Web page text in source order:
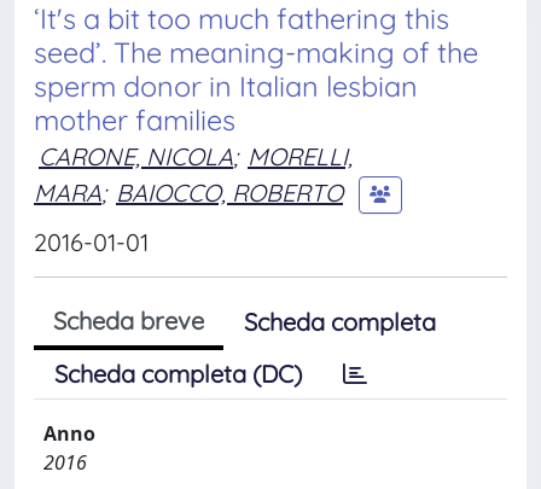
‘It's a bit too much fathering this
seed’. The meaning-making of the
sperm donor in Italian lesbian
mother families
CARONE, NICOLA; MORELLI,
MARA; BAIOCCO, ROBERTO
2016-01-01
Scheda breve
Scheda completa
Scheda completa (DC)
Anno
2016